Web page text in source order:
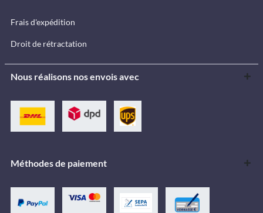
Frais d'expédition
Droit de rétractation
Nous réalisons nos envois avec
Méthodes de paiement